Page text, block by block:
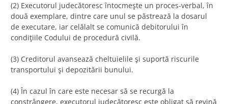
(2) Executorul judecătoresc întocmeşte un proces-verbal, în
două exemplare, dintre care unul se păstrează la dosarul
de executare, iar celălalt se comunică debitorului în
condiţiile Codului de procedură civilă.
(3) Creditorul avansează cheltuielile şi suportă riscurile
transportului şi depozitării bunului.
(4) În cazul în care este necesar să se recurgă la
constrângere, executorul judecătoresc este obligat să revină